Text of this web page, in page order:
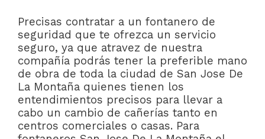
Precisas contratar a un fontanero de
seguridad que te ofrezca un servicio
seguro, ya que atravez de nuestra
compañía podrás tener la preferible mano
de obra de toda la ciudad de San Jose De
La Montaña quienes tienen los
entendimientos precisos para llevar a
cabo un cambio de cañerías tanto en
centros comerciales o casas. Para